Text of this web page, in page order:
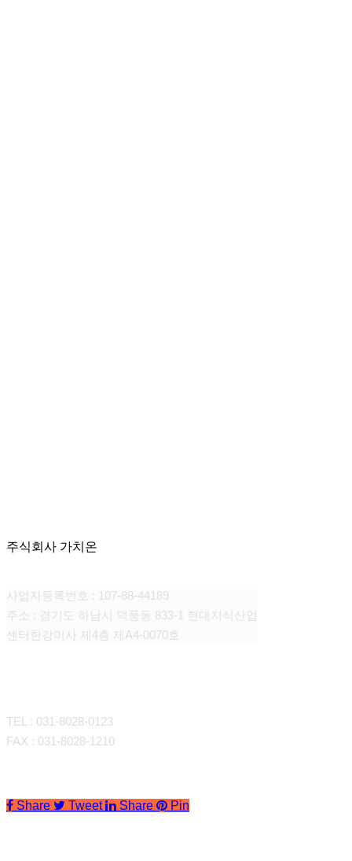
주식회사 가치온
사업자등록번호 : 107-88-44189
주소 : 경기도 하남시 덕풍동 833-1 현대지식산업
센터한강미사 제4층 제A4-0070호
TEL : 031-8028-0123
FAX : 031-8028-1210
Share Tweet Share Pin